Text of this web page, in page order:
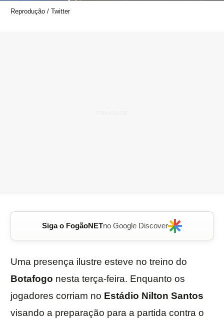
Reprodução / Twitter
Siga o FogãoNETno Google Discover
Uma presença ilustre esteve no treino do
Botafogo nesta terça-feira. Enquanto os
jogadores corriam no Estádio Nilton Santos
visando a preparação para a partida contra o